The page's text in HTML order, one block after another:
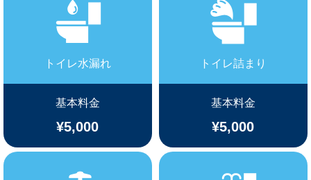
トイレ水漏れ
基本料金
¥5,000
トイレ詰まり
基本料金
¥5,000